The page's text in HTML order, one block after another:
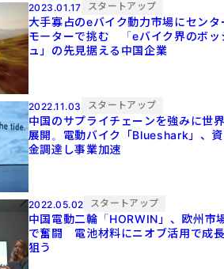
2023.01.17 スタートアップ
大手寡占のeバイク動力市場にセンタ
モーターで挑む 「eバイク界のボッ
ュ」の先見据える中国企業
2022.11.03 スタートアップ
中国のサプライチェーンを強みに世
展開。電動バイク「Blueshark」、資
金調達し事業加速
2022.05.02 スタートアップ
中国電動二輪「HORWIN」、欧州市
で奮闘 電池材料にニオブ活用で成
狙う